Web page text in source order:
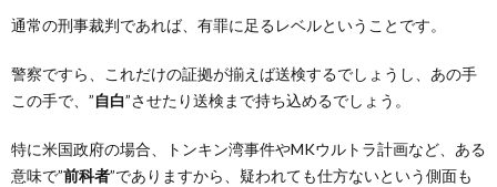
通常の刑事裁判であれば、有罪に足るレベルということです。
警察ですら、これだけの証拠が揃えば送検するでしょうし、あの手
この手で、”自白”させたり送検まで持ち込めるでしょう。
特に米国政府の場合、トンキン湾事件やMKウルトラ計画など、ある
意味で”前科者”でありますから、疑われても仕方ないという側面も